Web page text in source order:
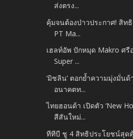
ส่งตรง...
คุ้มจนต้องป่าวประกาศ! สิท
PT Ma...
เฮลท์อัพ ปักหมุด Makro ศรี
Super ...
‘มิชลิน’ ตอกย้ำความมุ่งมั่น
อนาคตท...
ไทยฮอนด้า เปิดตัว ‘New
สีสันใหม่...
ทีทีบี ชู 4 สิทธิประโยชน์สุด